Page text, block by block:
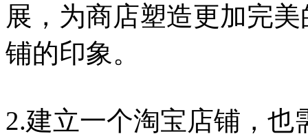
展，为商店塑造更加完
铺的印象。
2.建立一个淘宝店铺，